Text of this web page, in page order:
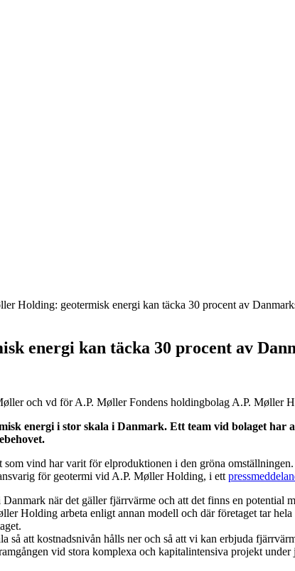
Holding: geotermisk energi kan täcka 30 procent av
energi kan täcka 30 procent av
och vd för A.P. Møller Fondens holdingbolag A.P. Møller
energi i stor skala i Danmark. Ett team vid bolaget
vind har varit för elproduktionen i den gröna
för geotermi vid A.P. Møller Holding, i ett
när det gäller fjärrvärme och att det finns en
Holding arbeta enligt annan modell och där företaget tar
så att kostnadsnivån hålls ner och så att vi kan erbjuda
vid stora komplexa och kapitalintensiva projekt